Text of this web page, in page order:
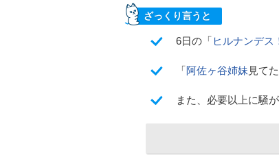
ざっくり言うと
6日の「 ヒルナンデス
「阿佐ヶ谷姉妹 見て
また、必要以上に騒